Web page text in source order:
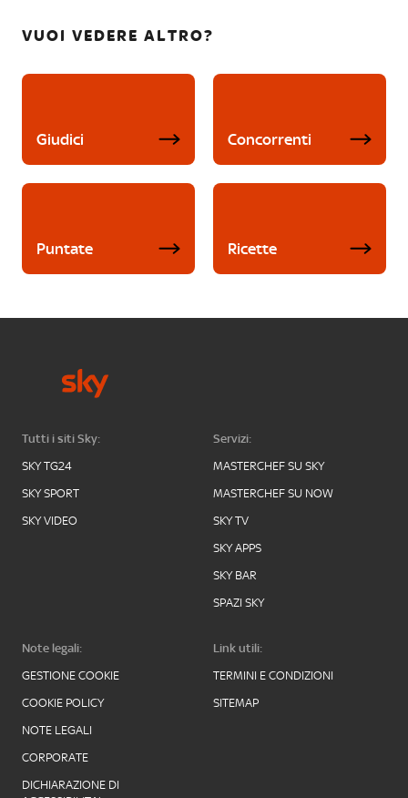
VUOI VEDERE ALTRO?
Giudici Concorrenti
Puntate Ricette
Tutti i siti Sky:
SKY TG24
SKY SPORT
SKY VIDEO
Servizi:
MASTERCHEF SU SKY
MASTERCHEF SU NOW
SKY TV
SKY APPS
SKY BAR
SPAZI SKY
Note legali:
GESTIONE COOKIE
COOKIE POLICY
NOTE LEGALI
CORPORATE
DICHIARAZIONE DI
Link utili:
TERMINI E CONDIZIONI
SITEMAP